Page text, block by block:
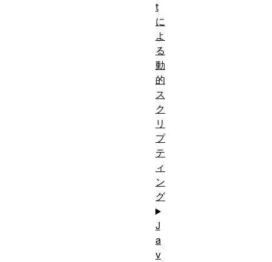
t
に
よ
る
動
的
ス
ク
リ
プ
テ
ィ
ン
グ
J
a
v